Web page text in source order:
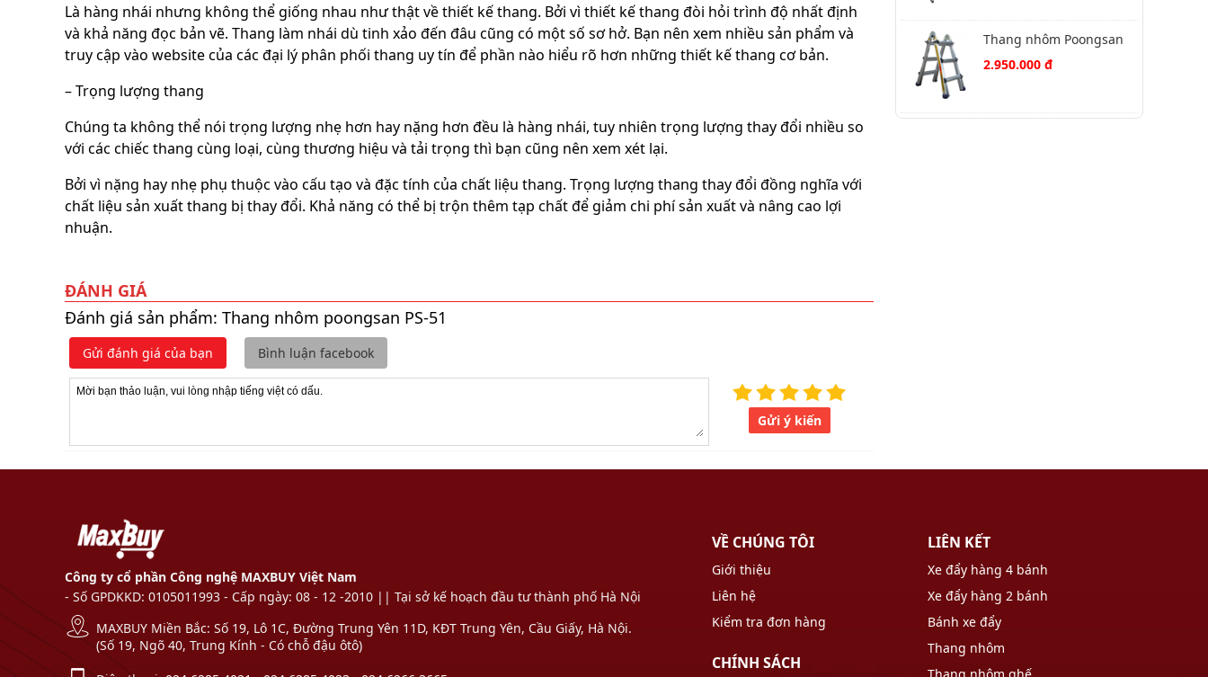
Là hàng nhái nhưng không thể giống nhau như thật về thiết kế thang. Bởi vì thiết kế thang đòi hỏi trình độ nhất định
và khả năng đọc bản vẽ. Thang làm nhái dù tinh xảo đến đâu cũng có một số sơ hở. Bạn nên xem nhiều sản phẩm và
truy cập vào website của các đại lý phân phối thang uy tín để phần nào hiểu rõ hơn những thiết kế thang cơ bản.
– Trọng lượng thang
Chúng ta không thể nói trọng lượng nhẹ hơn hay nặng hơn đều là hàng nhái, tuy nhiên trọng lượng thay đổi nhiều so
với các chiếc thang cùng loại, cùng thương hiệu và tải trọng thì bạn cũng nên xem xét lại.
Bởi vì nặng hay nhẹ phụ thuộc vào cấu tạo và đặc tính của chất liệu thang. Trọng lượng thang thay đổi đồng nghĩa với
chất liệu sản xuất thang bị thay đổi. Khả năng có thể bị trộn thêm tạp chất để giảm chi phí sản xuất và nâng cao lợi
nhuận.
ĐÁNH GIÁ
Đánh giá sản phẩm: Thang nhôm poongsan PS-51
Gửi đánh giá của bạn Bình luận facebook
Gửi ý kiến
Thang nhôm Poongsan
PS-43
2.950.000 đ
Công ty cổ phần Công nghệ MAXBUY Việt Nam
- Số GPDKKD: 0105011993 - Cấp ngày: 08 - 12 -2010 || Tại sở kế hoạch đầu tư thành phố Hà Nội
MAXBUY Miền Bắc: Số 19, Lô 1C, Đường Trung Yên 11D, KĐT Trung Yên, Cầu Giấy, Hà Nội.
(Số 19, Ngõ 40, Trung Kính - Có chỗ đậu ôtô)
VỀ CHÚNG TÔI
Giới thiệu
Liên hệ
Kiểm tra đơn hàng
CHÍNH SÁCH
LIÊN KẾT
Xe đẩy hàng 4 bánh
Xe đẩy hàng 2 bánh
Bánh xe đẩy
Thang nhôm